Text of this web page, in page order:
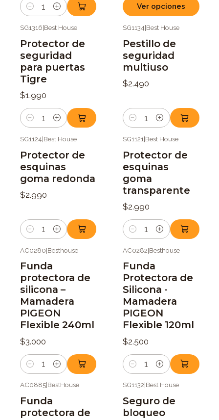
Cantidad
Ver opciones
SG1316|Best House
Protector de
seguridad
para puertas
Tigre
$1.990
Cantidad
SG1134|Best House
Pestillo de
seguridad
multiuso
$2.490
Cantidad
SG1124|Best House
Protector de
esquinas
goma redonda
$2.990
Cantidad
SG1121|Best House
Protector de
esquinas
goma
transparente
$2.990
Cantidad
AC0280|Besthouse
Funda
protectora de
silicona –
Mamadera
PIGEON
Flexible 240ml
$3.000
Cantidad
AC0282|Besthouse
Funda
Protectora de
Silicona -
Mamadera
PIGEON
Flexible 120ml
$2.500
Cantidad
AC0885|BestHouse
Funda
protectora de
SG1132|Best House
Seguro de
bloqueo